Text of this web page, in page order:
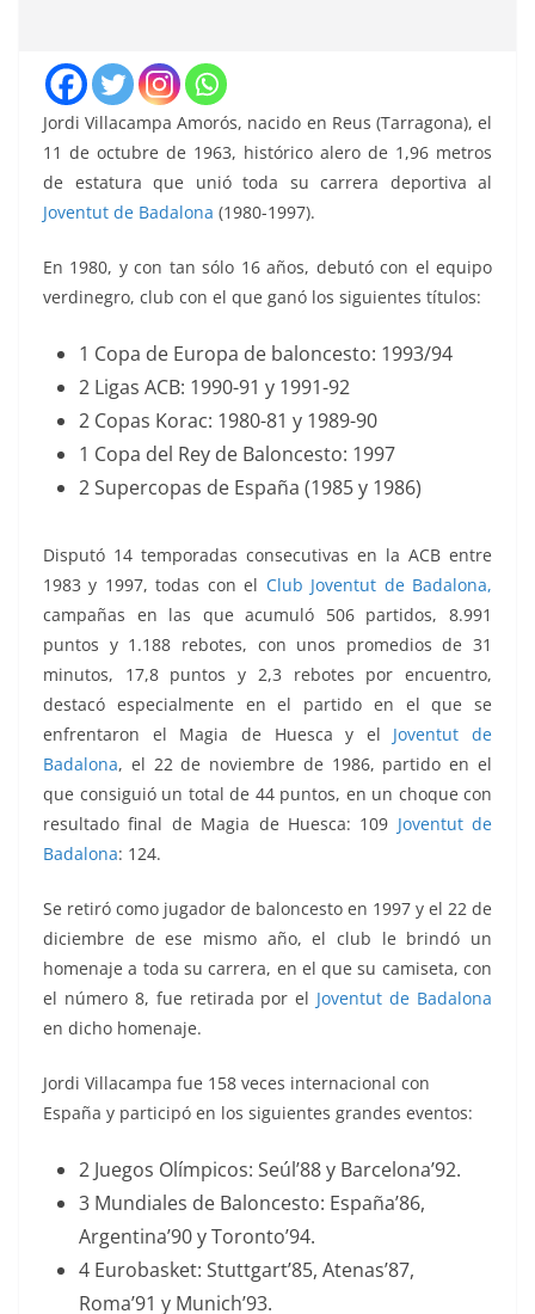
Jordi Villacampa Amorós, nacido en Reus (Tarragona), el
11 de octubre de 1963, histórico alero de 1,96 metros
de estatura que unió toda su carrera deportiva al
Joventut de Badalona (1980-1997).
En 1980, y con tan sólo 16 años, debutó con el equipo
verdinegro, club con el que ganó los siguientes títulos:
1 Copa de Europa de baloncesto: 1993/94
2 Ligas ACB: 1990-91 y 1991-92
2 Copas Korac: 1980-81 y 1989-90
1 Copa del Rey de Baloncesto: 1997
2 Supercopas de España (1985 y 1986)
Disputó 14 temporadas consecutivas en la ACB entre
1983 y 1997, todas con el Club Joventut de Badalona,
campañas en las que acumuló 506 partidos, 8.991
puntos y 1.188 rebotes, con unos promedios de 31
minutos, 17,8 puntos y 2,3 rebotes por encuentro,
destacó especialmente en el partido en el que se
enfrentaron el Magia de Huesca y el Joventut de
Badalona, el 22 de noviembre de 1986, partido en el
que consiguió un total de 44 puntos, en un choque con
resultado final de Magia de Huesca: 109 Joventut de
Badalona: 124.
Se retiró como jugador de baloncesto en 1997 y el 22 de
diciembre de ese mismo año, el club le brindó un
homenaje a toda su carrera, en el que su camiseta, con
el número 8, fue retirada por el Joventut de Badalona
en dicho homenaje.
Jordi Villacampa fue 158 veces internacional con
España y participó en los siguientes grandes eventos:
2 Juegos Olímpicos: Seúl’88 y Barcelona’92.
3 Mundiales de Baloncesto: España’86,
Argentina’90 y Toronto’94.
4 Eurobasket: Stuttgart’85, Atenas’87,
Roma’91 y Munich’93.